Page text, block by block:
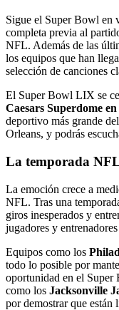
Sigue el Super Bowl en
completa previa al
NFL. Además de las
los equipos que han
selección de canciones
El Super Bowl LIX se
Caesars Superdome
deportivo más grande
Orleans, y podrás
La temporada
La emoción crece a
NFL. Tras una
giros inesperados y
jugadores y
Equipos como los
todo lo posible por
oportunidad en el Super
como los Jacksonville
por demostrar que están